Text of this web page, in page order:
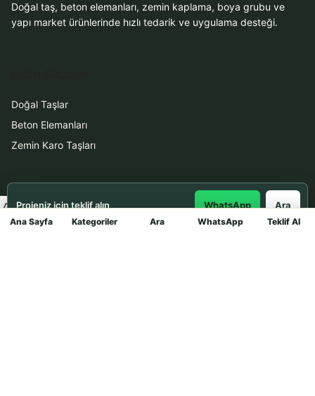
Ana Sayfa Kategoriler Ara WhatsApp Teklif Al
Doğal taş, beton elemanları, zemin kaplama, boya grubu ve
yapı market ürünlerinde hızlı tedarik ve uygulama desteği.
Doğal Taşlar
Beton Elemanları
Zemin Karo Taşları
Hizmetler
Uygulama
Projeniz için teklif alın WhatsApp Ara